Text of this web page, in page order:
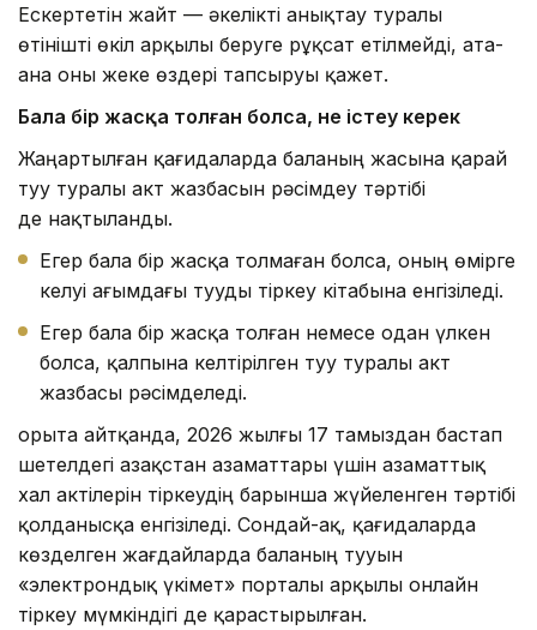
Ескертетін жайт — әкелікті анықтау туралы
өтінішті өкіл арқылы беруге рұқсат етілмейді, ата-
ана оны жеке өздері тапсыруы қажет.
Бала бір жасқа толған болса, не істеу керек
Жаңартылған қағидаларда баланың жасына қарай
туу туралы акт жазбасын рәсімдеу тәртібі
де нақтыланды.
Егер бала бір жасқа толмаған болса, оның өмірге
келуі ағымдағы тууды тіркеу кітабына енгізіледі.
Егер бала бір жасқа толған немесе одан үлкен
болса, қалпына келтірілген туу туралы акт
жазбасы рәсімделеді.
Қорыта айтқанда, 2026 жылғы 17 тамыздан бастап
шетелдегі Қазақстан азаматтары үшін азаматтық
хал актілерін тіркеудің барынша жүйеленген тәртібі
қолданысқа енгізіледі. Сондай-ақ, қағидаларда
көзделген жағдайларда баланың тууын
«электрондық үкімет» порталы арқылы онлайн
тіркеу мүмкіндігі де қарастырылған.